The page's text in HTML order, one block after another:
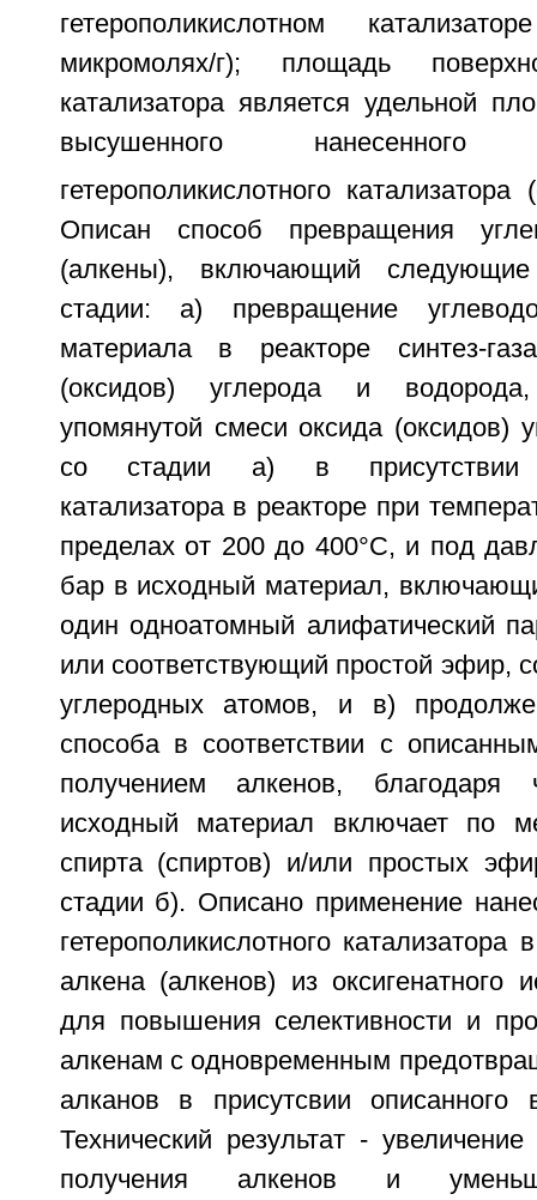
гетерополикислотном
микромолях/г); площадь
катализатора является удельной
высушенного
гетерополикислотного
Описан способ превращения
(алкены), включающий следующие
стадии: а) превращение
материала в реакторе синтез-
(оксидов) углерода и
упомянутой смеси оксида (оксидов)
со стадии а) в присутствии
катализатора в реакторе при
пределах от 200 до 400°С, и под
бар в исходный материал,
один одноатомный алифатический
или соответствующий простой эфир,
углеродных атомов, и в)
способа в соответствии с
получением алкенов, благодаря
исходный материал включает по
спирта (спиртов) и/или простых
стадии б). Описано применение
гетерополикислотного катализатора
алкена (алкенов) из оксигенатного
для повышения селективности и
алкенам с одновременным
алканов в присутсвии описанного
Технический результат - увеличение
получения алкенов и